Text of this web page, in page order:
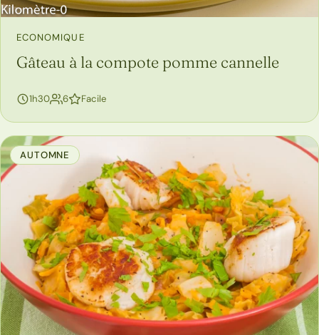
ECONOMIQUE
Gâteau à la compote pomme cannelle
1h30 6personnes
Facile
AUTOMNE